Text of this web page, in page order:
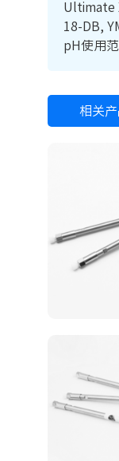
Ultimate
18-DB,
pH使用
相关产